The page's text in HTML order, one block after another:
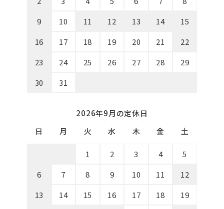
9
10 11 12 13 14
15
16
17 18 19 20 21
22
23
24 25 26 27 28
29
30
31
2026年9月の定休日
日
月 火 水 木 金 土
1 2 3 4
5
6
7 8 9 10 11
12
13
14 15 16 17 18
19